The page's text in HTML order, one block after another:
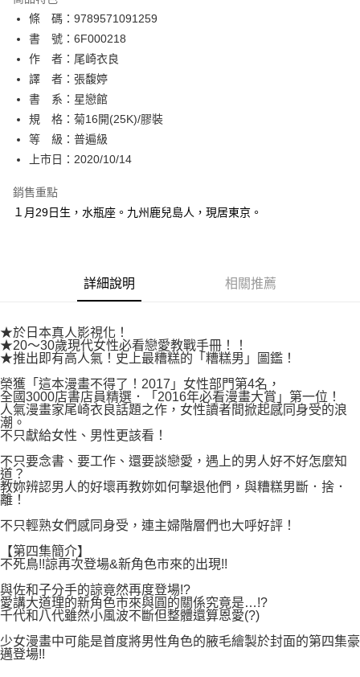
相關說明
【關於「AFTEE先享後付」】
AFTEE先享後付是「在收到商品之後才付款」的支付方式。 讓您購物簡單
便利好安心！
１．簡單：不需註冊會員、不需綁卡、不需儲值。
２．便利：只要手機號碼，簡訊認證，即可結帳。
３．安心：先確認商品／服務後，再付款。
【「AFTEE先享後付」結帳流程】
１．於結帳方式選擇「AFTEE先享後付」後，將跳轉至「AFTEE先享後付」
結帳頁面，進行簡訊認證並確認金額後，即可完成結帳。
２．訂單成立數日內，您將收到繳費通知簡訊。
ATM／網路銀行／等多元方式進行付款，方視為交易完成。
※ 請注意：結帳手續完成當下不需立刻繳費，但若您需要取消訂單，請聯絡
客戶支援中心」https://netprotections.freshdesk.com/support/home
１．透過由恩沛科技股份有限公司提供之「AFTEE先享後付」服務完成之交
易，需依本服務之必要範圍內提供個人資料，並將交易相關給付款項請求債
權轉讓予恩沛科技股份有限公司。
https://aftee.tw/terms/#terms3
３．未成年的使用者請事先徵得法定代理人或監護人之同意方可使用
「AFTEE先享後付」，若未經同意申辦者引起之損失，本公司不負相關責
任。
４．使用「AFTEE先享後付」時，將依據個別帳號之用戶狀況，依本公司即
時審查核予不同之上限額度；若仍有額度不足之情形，本公司將視審查結果
請求用戶進行身份認證。
５．嚴禁一人註冊多個帳號或使用他人資訊註冊。若發現惡意使用之情形，
恩沛科技股份有限公司將有權停止該用戶之使用額度並採取法律行動。
ATM付款
運送方式
全家取貨付款
每筆NT$80，滿NT$500(含以上)免運費
付款後全家取貨
每筆NT$80，滿NT$500(含以上)免運費
每筆NT$80，滿NT$500(含以上)免運費
付款後7-11取貨
每筆NT$80，滿NT$500(含以上)免運費
宅配
每筆NT$100，滿NT$800(含以上)免運費
國家/地區配送 查看運費
條 碼：9789571091259
書 號：6F000218
作 者：尾崎衣良
譯 者：張馥婷
書 系：星戀館
規 格：菊16開(25K)/膠裝
等 級：普遍級
上市日：2020/10/14
銷售重點
１月29日生，水瓶座。九州鹿兒島人，現居東京。
詳細說明 相關推薦
★於日本真人影視化！
★20～30歲現代女性必看戀愛教戰手冊！！
★推出即有高人氣！史上最糟糕的「糟糕男」圖鑑！
榮獲「這本漫畫不得了！2017」女性部門第4名，
全國3000店書店員精選．「2016年必看漫畫大賞」第一位！
人氣漫畫家尾崎衣良話題之作，女性讀者間掀起感同身受的浪
潮。
不只獻給女性、男性更該看！
不只要念書、要工作、還要談戀愛，遇上的男人好不好怎麼知
道？
教妳辨認男人的好壞再教妳如何擊退他們，與糟糕男斷．捨．
離！
不只輕熟女們感同身受，連主婦階層們也大呼好評！
【第四集簡介】
不死鳥!!諒再次登場&新角色市來的出現!!
與佐和子分手的諒竟然再度登場!?
愛講大道理的新角色市來與圓的關係究竟是…!?
千代和八代雖然小風波不斷但整體還算恩愛(?)
少女漫畫中可能是首度將男性角色的腋毛繪製於封面的第四集豪
邁登場!!